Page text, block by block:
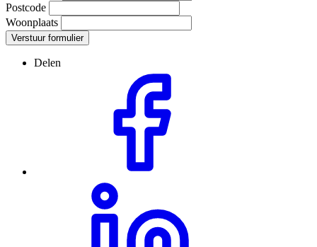
Postcode
Woonplaats
Verstuur formulier
Delen